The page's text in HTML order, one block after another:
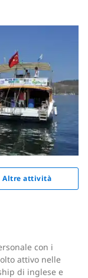
Altre attività
con i
attivo nelle
di inglese e